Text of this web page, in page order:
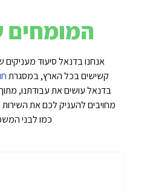
המומחים
קשישים בכל הארץ, במסגרת
בדנאל עושים את עבודתנו,
מחויבים להעניק לכם את
כמו לבני